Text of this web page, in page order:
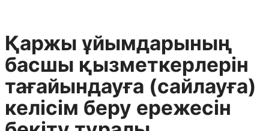
Қаржы ұйымдарының
басшы қызметкерлерін
тағайындауға (сайлауға)
келісім беру ережесін